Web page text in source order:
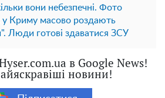
вони небезпечні. Фото
у Криму масово роздають
Люди готові здаватися ЗСУ
в Google News!
новини!